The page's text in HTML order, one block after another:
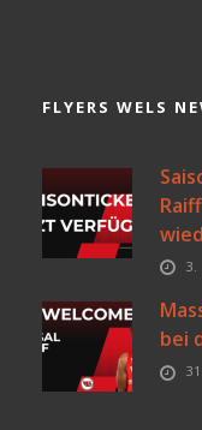
FLYERS WELS
3.
bei